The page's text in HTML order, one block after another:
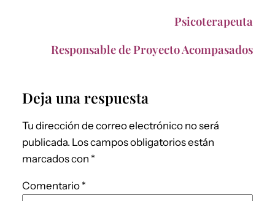
Psicoterapeuta
Responsable de Proyecto Acompasados
Deja una respuesta
Tu dirección de correo electrónico no será
publicada. Los campos obligatorios están
marcados con *
Comentario *